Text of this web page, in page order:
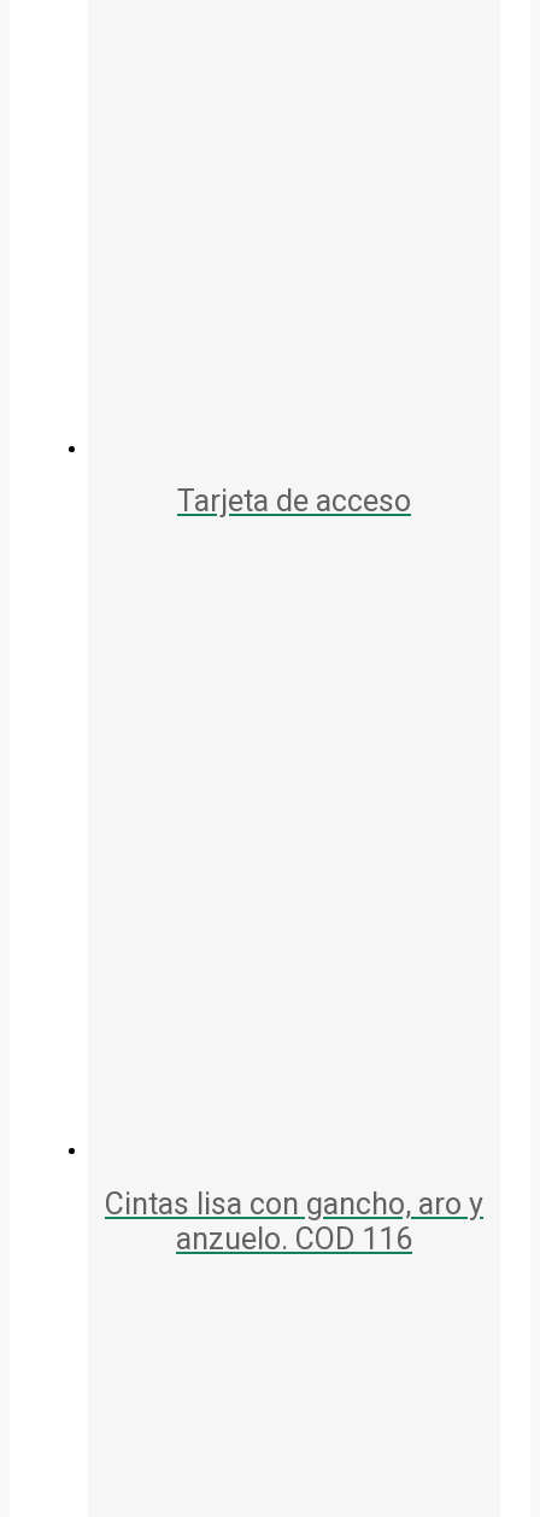
Tarjeta de acceso
Cintas lisa con gancho, aro y
anzuelo. COD 116